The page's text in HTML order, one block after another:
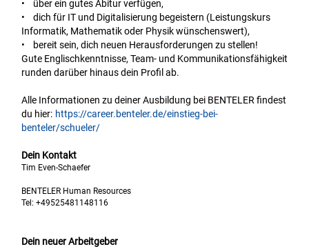
• über ein gutes Abitur verfügen,
• dich für IT und Digitalisierung begeistern (Leistungskurs
Informatik, Mathematik oder Physik wünschenswert),
• bereit sein, dich neuen Herausforderungen zu stellen!
Gute Englischkenntnisse, Team- und Kommunikationsfähigkeit
runden darüber hinaus dein Profil ab.
Alle Informationen zu deiner Ausbildung bei BENTELER findest
du hier: https://career.benteler.de/einstieg-bei-
benteler/schueler/
Dein Kontakt
Tim Even-Schaefer
BENTELER Human Resources
Tel: +49525481148116
Dein neuer Arbeitgeber